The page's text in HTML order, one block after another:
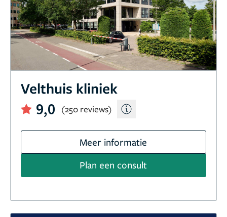
Velthuis kliniek
9,0
(250 reviews)
Meer informatie
Plan een consult